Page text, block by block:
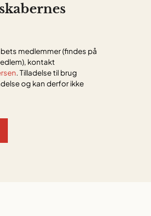
medlemmer (findes på
kontakt
. Tilladelse til brug
og kan derfor ikke